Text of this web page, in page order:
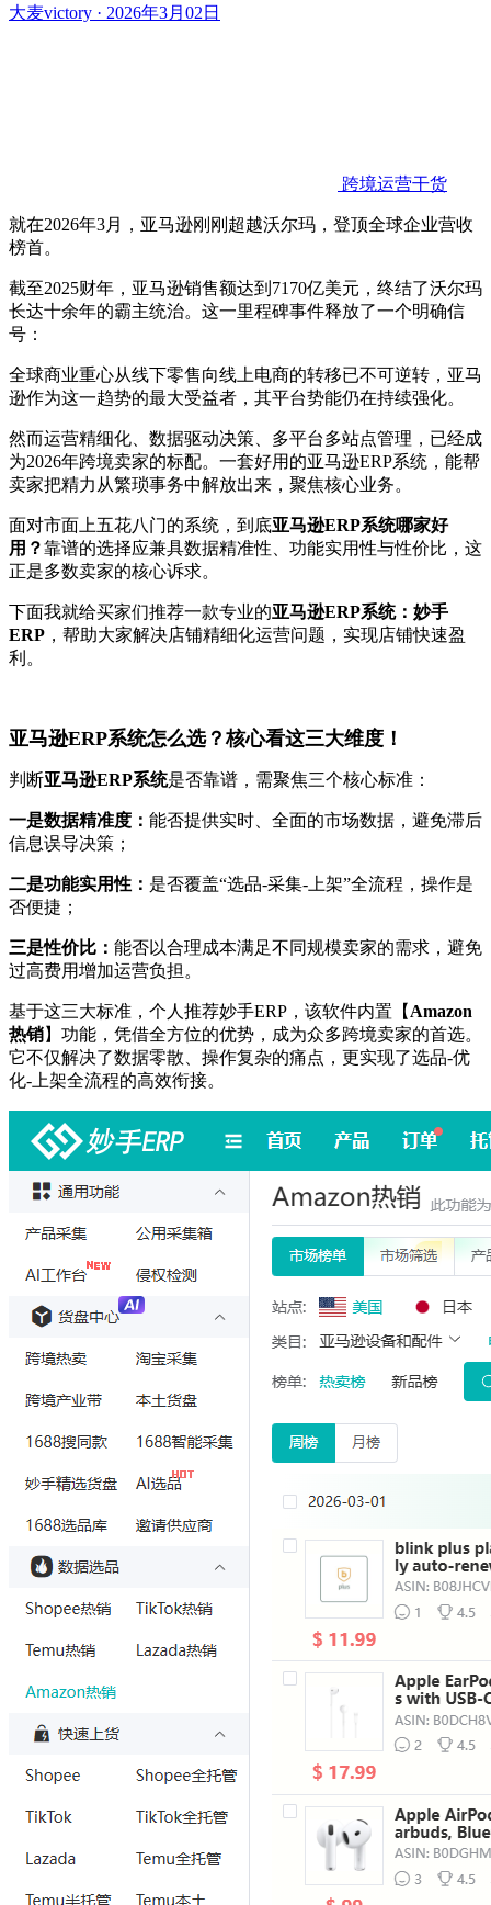
大麦victory · 2026年3月02日
跨境运营干货
就在2026年3月，亚马逊刚刚超越沃尔玛，登顶全球企业营收
榜首。
截至2025财年，亚马逊销售额达到7170亿美元，终结了沃尔玛
长达十余年的霸主统治。这一里程碑事件释放了一个明确信
号：
全球商业重心从线下零售向线上电商的转移已不可逆转，亚马
逊作为这一趋势的最大受益者，其平台势能仍在持续强化。
然而运营精细化、数据驱动决策、多平台多站点管理，已经成
为2026年跨境卖家的标配。一套好用的亚马逊ERP系统，能帮
卖家把精力从繁琐事务中解放出来，聚焦核心业务。
面对市面上五花八门的系统，到底亚马逊ERP系统哪家好
用 ？靠谱的选择应兼具数据精准性、功能实用性与性价比，这
正是多数卖家的核心诉求。
下面我就给买家们推荐一款专业的亚马逊ERP系统：妙手
ERP ，帮助大家解决店铺精细化运营问题，实现店铺快速盈
利。
亚马逊ERP系统怎么选？核心看这三大维度！
判断亚马逊ERP系统是否靠谱，需聚焦三个核心标准：
一是数据精准度： 能否提供实时、全面的市场数据，避免滞后
信息误导决策；
二是功能实用性： 是否覆盖“选品-采集-上架”全流程，操作是
否便捷；
三是性价比： 能否以合理成本满足不同规模卖家的需求，避免
过高费用增加运营负担。
基于这三大标准，个人推荐妙手ERP，该软件内置【 Amazon
热销】功能，凭借全方位的优势，成为众多跨境卖家的首选。
它不仅解决了数据零散、操作复杂的痛点，更实现了选品-优
化-上架全流程的高效衔接。